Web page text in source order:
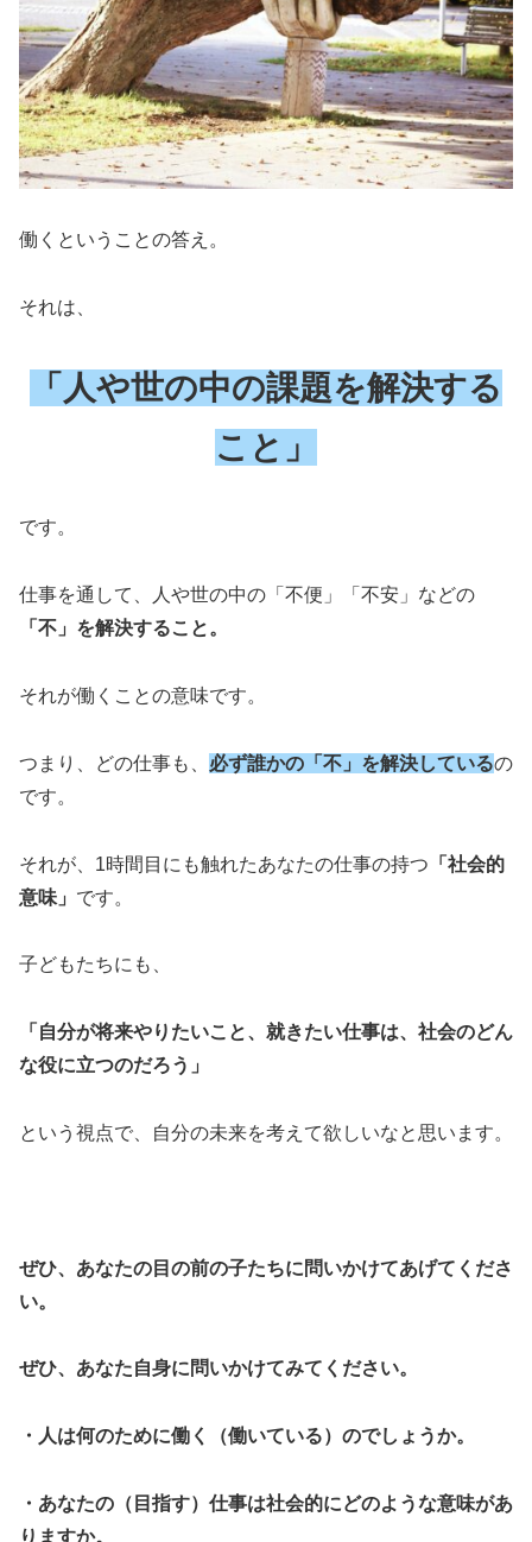
働くということの答え。
それは、
「人や世の中の課題を解決する
こと」
です。
仕事を通して、人や世の中の「不便」「不安」などの
「不」を解決すること。
それが働くことの意味です。
つまり、どの仕事も、 必ず誰かの「不」を解決しているの
です。
それが、1時間目にも触れたあなたの仕事の持つ 「社会的
意味」 です。
子どもたちにも、
「自分が将来やりたいこと、就きたい仕事は、社会のどん
な役に立つのだろう」
という視点で、自分の未来を考えて欲しいなと思います。
ぜひ、あなたの目の前の子たちに問いかけてあげてくださ
い。
ぜひ、あなた自身に問いかけてみてください。
・人は何のために働く（働いている）のでしょうか。
・あなたの（目指す）仕事は社会的にどのような意味があ
りますか。